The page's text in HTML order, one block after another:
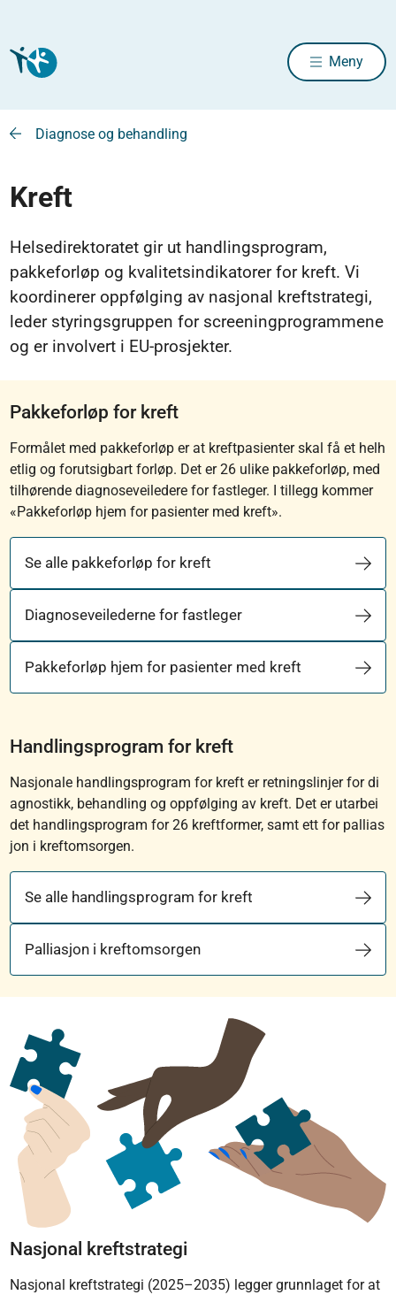
Meny
Diagnose og behandling
Kreft
Helsedirektoratet gir ut handlingsprogram,
pakkeforløp og kvalitetsindikatorer for kreft. Vi
koordinerer oppfølging av nasjonal kreftstrategi,
leder styringsgruppen for screeningprogrammene
og er involvert i EU‑prosjekter.
Pakkeforløp for kreft
Formålet med pakkeforløp er at kreftpasienter skal få et helh
etlig og forutsigbart forløp. Det er 26 ulike pakkeforløp, med
tilhørende diagnoseveiledere for fastleger. I tillegg kommer
«Pakkeforløp hjem for pasienter med kreft».
Se alle pakkeforløp for kreft
Diagnoseveilederne for fastleger
Pakkeforløp hjem for pasienter med kreft
Handlingsprogram for kreft
Nasjonale handlingsprogram for kreft er retningslinjer for di
agnostikk, behandling og oppfølging av kreft. Det er utarbei
det handlingsprogram for 26 kreftformer, samt ett for pallias
jon i kreftomsorgen.
Se alle handlingsprogram for kreft
Palliasjon i kreftomsorgen
Nasjonal kreftstrategi
Nasjonal kreftstrategi (2025–2035) legger grunnlaget for at